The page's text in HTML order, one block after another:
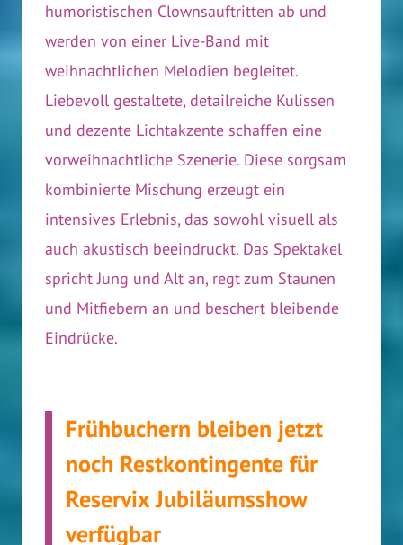
humoristischen Clownsauftritten ab und
werden von einer Live-Band mit
weihnachtlichen Melodien begleitet.
Liebevoll gestaltete, detailreiche Kulissen
und dezente Lichtakzente schaffen eine
vorweihnachtliche Szenerie. Diese sorgsam
kombinierte Mischung erzeugt ein
intensives Erlebnis, das sowohl visuell als
auch akustisch beeindruckt. Das Spektakel
spricht Jung und Alt an, regt zum Staunen
und Mitfiebern an und beschert bleibende
Eindrücke.
Frühbuchern bleiben jetzt
noch Restkontingente für
Reservix Jubiläumsshow
verfügbar